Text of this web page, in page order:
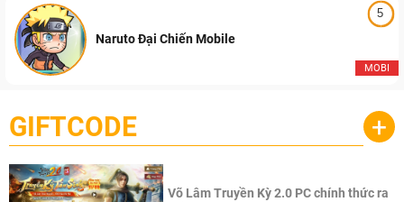
5
MOBI
Naruto Đại Chiến Mobile
GIFTCODE +
Võ Lâm Truyền Kỳ 2.0 PC chính thức ra